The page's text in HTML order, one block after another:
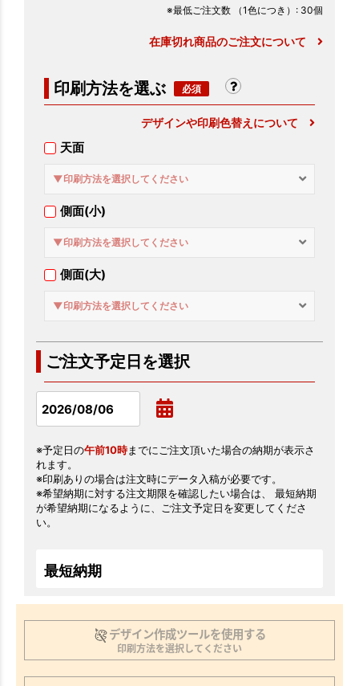
※最低ご注文数 （1色につき） : 30個
在庫切れ商品のご注文について
印刷方法を選ぶ
デザインや印刷色替えについて
天面
▼印刷方法を選択してください
側面(小)
▼印刷方法を選択してください
側面(大)
▼印刷方法を選択してください
ご注文予定日を選択
※予定日の午前10時までにご注文頂いた場合の納期が表示さ
れます。
※印刷ありの場合は注文時にデータ入稿が必要です。
※希望納期に対する注文期限を確認したい場合は、 最短納期
が希望納期になるように、ご注文予定日を変更してくださ
い。
最短納期
デザイン作成ツールを使用する
印刷方法を選択してください